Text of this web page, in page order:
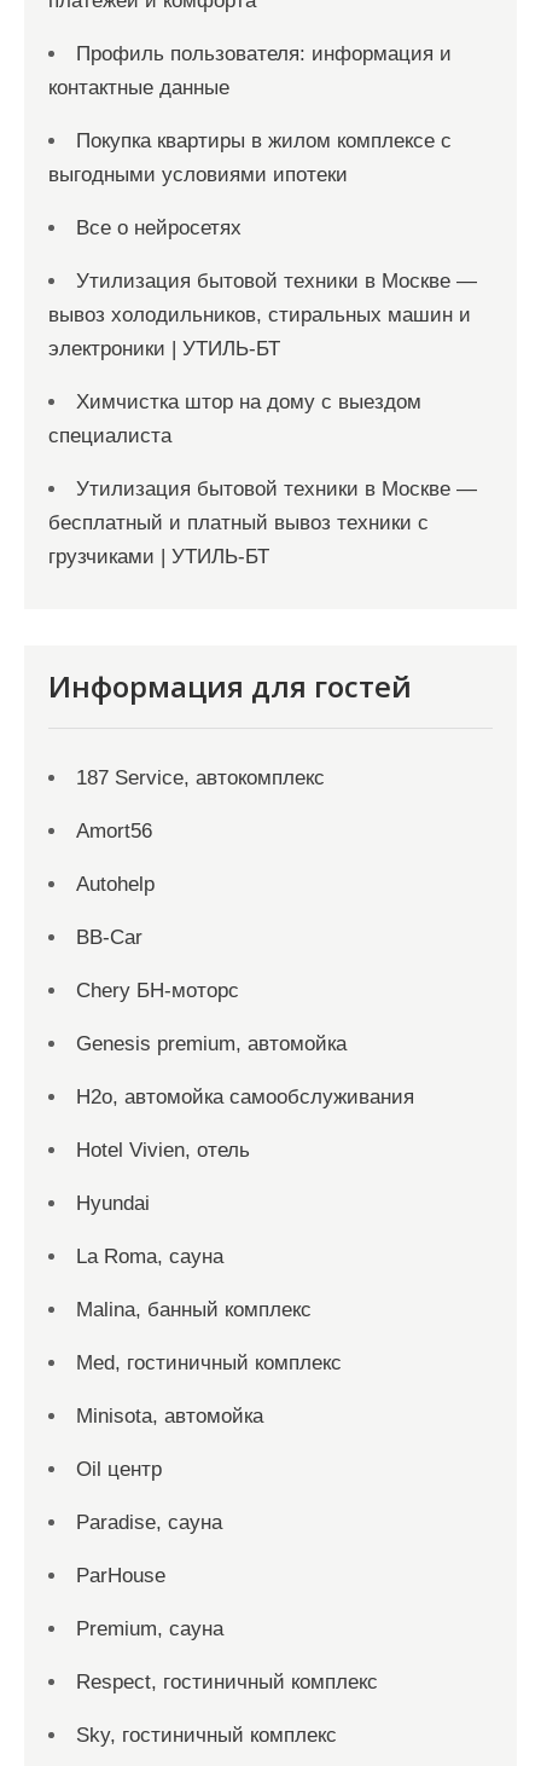
Профиль пользователя: информация и
контактные данные
Покупка квартиры в жилом комплексе с
выгодными условиями ипотеки
Все о нейросетях
Утилизация бытовой техники в Москве —
вывоз холодильников, стиральных машин и
электроники | УТИЛЬ-БТ
Химчистка штор на дому с выездом
специалиста
Утилизация бытовой техники в Москве —
бесплатный и платный вывоз техники с
грузчиками | УТИЛЬ-БТ
Информация для гостей
187 Service, автокомплекс
Amort56
Autohelp
BB-Car
Chery БН-моторс
Genesis premium, автомойка
H2o, автомойка самообслуживания
Hotel Vivien, отель
Hyundai
La Roma, сауна
Malina, банный комплекс
Med, гостиничный комплекс
Minisota, автомойка
Oil центр
Paradise, сауна
ParHouse
Premium, сауна
Respect, гостиничный комплекс
Sky, гостиничный комплекс